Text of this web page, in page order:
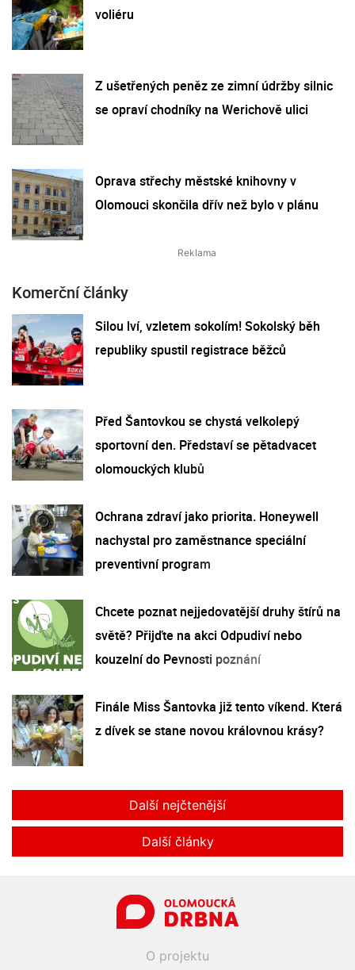
voliéru
Z ušetřených peněz ze zimní údržby silnic
se opraví chodníky na Werichově ulici
Oprava střechy městské knihovny v
Olomouci skončila dřív než bylo v plánu
Komerční články
Silou lví, vzletem sokolím! Sokolský běh
republiky spustil registrace běžců
Před Šantovkou se chystá velkolepý
sportovní den. Představí se pětadvacet
olomouckých klubů
Ochrana zdraví jako priorita. Honeywell
nachystal pro zaměstnance speciální
preventivní program
Chcete poznat nejjedovatější druhy štírů na
světě? Přijďte na akci Odpudiví nebo
kouzelní do Pevnosti poznání
Finále Miss Šantovka již tento víkend. Která
z dívek se stane novou královnou krásy?
Další nejčtenější
Další články
O projektu